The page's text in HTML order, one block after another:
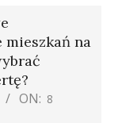
na
ON: 8